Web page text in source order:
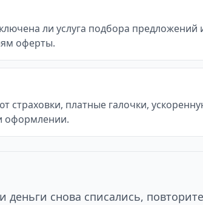
ли услуга подбора предложений
оферты.
платные галочки,
оформлении.
снова списались,